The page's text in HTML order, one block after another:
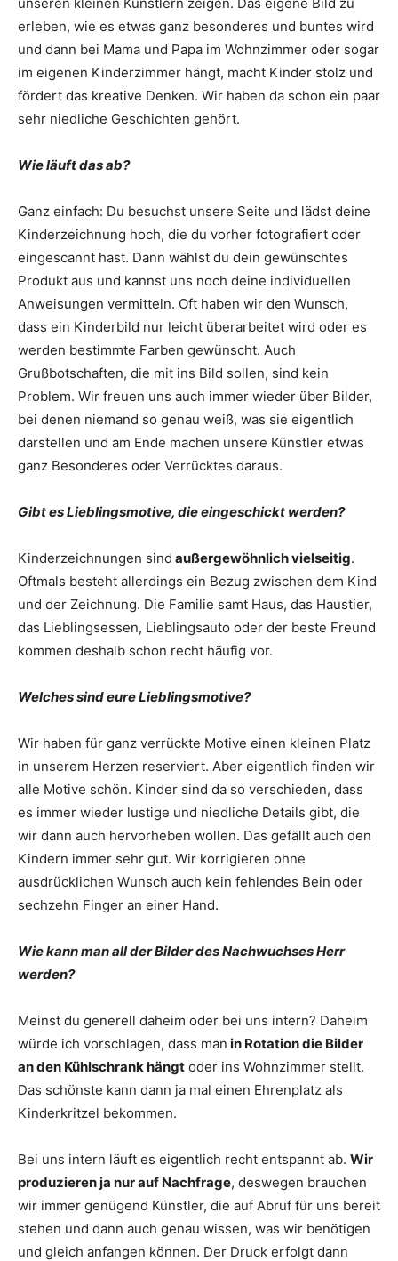
erleben, wie es etwas ganz besonderes und buntes wird
und dann bei Mama und Papa im Wohnzimmer oder sogar
im eigenen Kinderzimmer hängt, macht Kinder stolz und
fördert das kreative Denken. Wir haben da schon ein paar
sehr niedliche Geschichten gehört.
Wie läuft das ab?
Ganz einfach: Du besuchst unsere Seite und lädst deine
Kinderzeichnung hoch, die du vorher fotografiert oder
eingescannt hast. Dann wählst du dein gewünschtes
Produkt aus und kannst uns noch deine individuellen
Anweisungen vermitteln. Oft haben wir den Wunsch,
dass ein Kinderbild nur leicht überarbeitet wird oder es
werden bestimmte Farben gewünscht. Auch
Grußbotschaften, die mit ins Bild sollen, sind kein
Problem. Wir freuen uns auch immer wieder über Bilder,
bei denen niemand so genau weiß, was sie eigentlich
darstellen und am Ende machen unsere Künstler etwas
ganz Besonderes oder Verrücktes daraus.
Gibt es Lieblingsmotive, die eingeschickt werden?
Kinderzeichnungen sind außergewöhnlich vielseitig.
Oftmals besteht allerdings ein Bezug zwischen dem Kind
und der Zeichnung. Die Familie samt Haus, das Haustier,
das Lieblingsessen, Lieblingsauto oder der beste Freund
kommen deshalb schon recht häufig vor.
Welches sind eure Lieblingsmotive?
Wir haben für ganz verrückte Motive einen kleinen Platz
in unserem Herzen reserviert. Aber eigentlich finden wir
alle Motive schön. Kinder sind da so verschieden, dass
es immer wieder lustige und niedliche Details gibt, die
wir dann auch hervorheben wollen. Das gefällt auch den
Kindern immer sehr gut. Wir korrigieren ohne
ausdrücklichen Wunsch auch kein fehlendes Bein oder
sechzehn Finger an einer Hand.
Wie kann man all der Bilder des Nachwuchses Herr
werden?
Meinst du generell daheim oder bei uns intern? Daheim
würde ich vorschlagen, dass man in Rotation die Bilder
an den Kühlschrank hängt oder ins Wohnzimmer stellt.
Das schönste kann dann ja mal einen Ehrenplatz als
Kinderkritzel bekommen.
Bei uns intern läuft es eigentlich recht entspannt ab. Wir
produzieren ja nur auf Nachfrage, deswegen brauchen
wir immer genügend Künstler, die auf Abruf für uns bereit
stehen und dann auch genau wissen, was wir benötigen
und gleich anfangen können. Der Druck erfolgt dann